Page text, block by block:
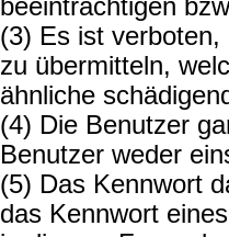
beeinträchtigen
(3) Es ist
zu übermitteln,
ähnliche
(4) Die Benutzer
Benutzer weder
(5) Das Kennwort
das Kennwort